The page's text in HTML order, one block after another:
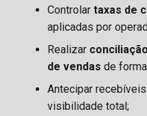
Controlar taxas de
aplicadas por
Realizar
de vendas de
Antecipar
visibilidade total;